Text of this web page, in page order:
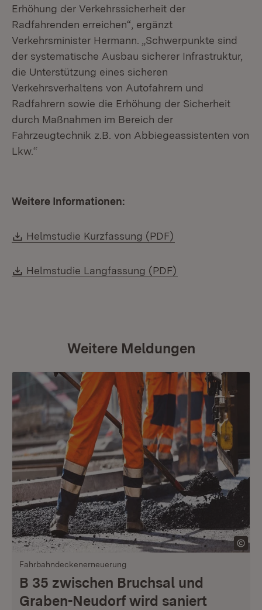
Erhöhung der Verkehrssicherheit der
Radfahrenden erreichen“, ergänzt
Verkehrsminister Hermann. „Schwerpunkte sind
der systematische Ausbau sicherer Infrastruktur,
die Unterstützung eines sicheren
Verkehrsverhaltens von Autofahrern und
Radfahrern sowie die Erhöhung der Sicherheit
durch Maßnahmen im Bereich der
Fahrzeugtechnik z.B. von Abbiegeassistenten von
Lkw.“
Weitere Informationen:
Download:
Helmstudie Kurzfassung (PDF)
Download:
Helmstudie Langfassung (PDF)
Weitere Meldungen
Fahrbahndeckenerneuerung
B 35 zwischen Bruchsal und
Graben-Neudorf wird saniert